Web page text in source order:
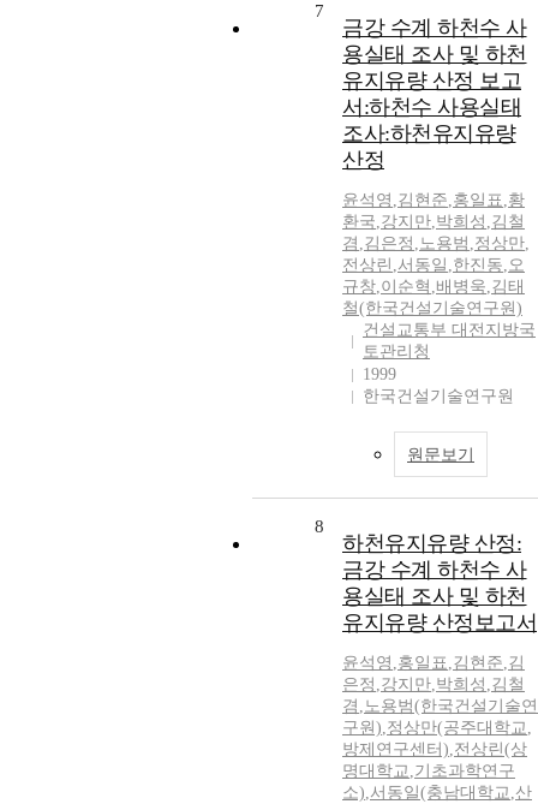
7
금강 수계 하천수 사
용실태 조사 및 하천
유지유량 산정 보고
서:하천수 사용실태
조사:하천유지유량
산정
윤석영 ,김현준,홍일표,황
환국,강지만,박희성 ,김철
겸 ,김은정 ,노용범 ,정상만,
전상린 ,서동일 ,한진동,오
규창,이순혁 ,배병욱,김태
철(한국건설기술연구원)
건설교통부 대전지방국
토관리청
1999
한국건설기술연구원
원문보기
8
하천유지유량 산정:
금강 수계 하천수 사
용실태 조사 및 하천
유지유량 산정보고서
윤석영 ,홍일표,김현준,김
은정 ,강지만,박희성 ,김철
겸 ,노용범(한국건설기술연
구원),정상만(공주대학교,
방제연구센터),전상린(상
명대학교,기초과학연구
소),서동일(충남대학교,산